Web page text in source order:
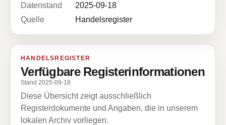
Datenstand
2025-09-18
Quelle
Handelsregister
HANDELSREGISTER
Verfügbare Registerinformationen
Stand 2025-09-18
Diese Übersicht zeigt ausschließlich
Registerdokumente und Angaben, die in unserem
lokalen Archiv vorliegen.